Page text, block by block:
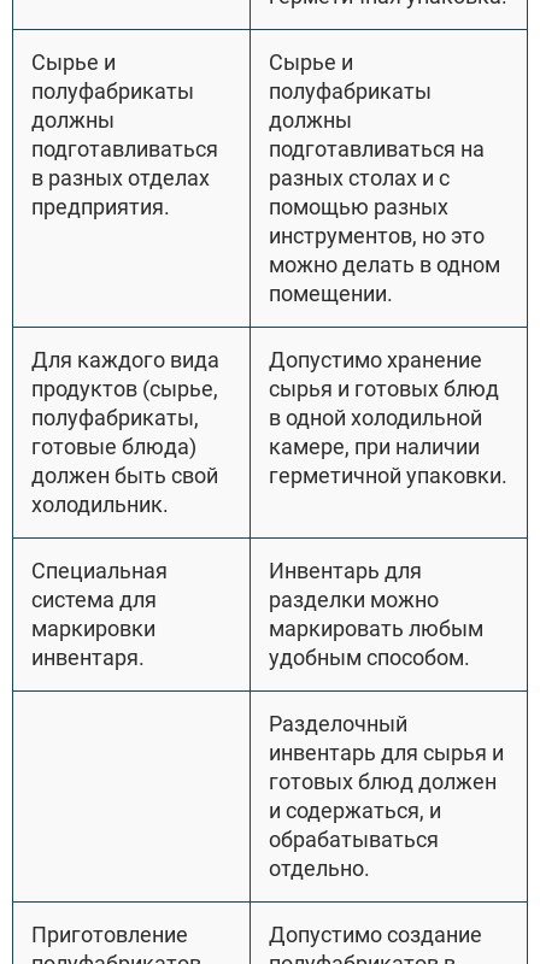
Сырье и
полуфабрикаты
должны
подготавливаться
в разных отделах
предприятия.
Сырье и
полуфабрикаты
должны
подготавливаться на
разных столах и с
помощью разных
инструментов, но это
можно делать в одном
помещении.
Для каждого вида
продуктов (сырье,
полуфабрикаты,
готовые блюда)
должен быть свой
холодильник.
Допустимо хранение
сырья и готовых блюд
в одной холодильной
камере, при наличии
герметичной упаковки.
Специальная
система для
маркировки
инвентаря.
Инвентарь для
разделки можно
маркировать любым
удобным способом.
Разделочный
инвентарь для сырья и
готовых блюд должен
и содержаться, и
обрабатываться
отдельно.
Приготовление
Допустимо создание